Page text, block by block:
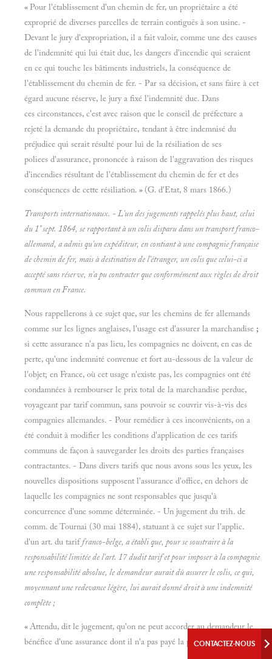
«Pour l'établissement d'un chemin de fer, un propriétaire a été
exproprié de diverses parcelles de terrain contiguës à son usine. -
Devant le jury d'expropriation, il a fait valoir, comme une des causes
de l'indemnité qui lui était due, les dangers d'incendie qui seraient
en ce qui touche les bâtiments industriels, la conséquence de
l'établissement du chemin de fer. - Par sa décision, et sans faire à cet
égard aucune réserve, le jury a fixé l'indemnité due. Dans
ces circonstances, c'est avec raison que le conseil de préfecture a
rejeté la demande du propriétaire, tendant à être indemnisé du
préjudice qui serait résulté pour lui de la résiliation de ses
poliees d'assurance, prononcée à raison de l'aggravation des risques
d'incendies résultant de l'établissement du chemin de fer et des
conséquences de cette résiliation. » (G. d'Etat, 8 mars 1866.)
Transports internationaux. - L'un des jugements rappelés plus haut, celui
du 1" sept. 1864, se rapportant à un colis disparu dans un transport franco-
allemand, a admis qu'un expéditeur, en contiant à une compagnie française
de chemin de fer, mais à destination de l'étranger, un colis que celui-ci a
accepté sans réserve, n'a pu contracter que conformément aux règles de droit
commun en France.
Nous rappellerons à ce sujet que, sur les chemins de fer allemands
comme sur les lignes anglaises, l'usage est d'assurer la marchandise ;
si cette assurance n'a pas lieu, les compagnies ne doivent, en cas de
perte, qu'une indemnité convenue et fort au-dessous de la valeur de
l'objet; en France, où cet usage n'existe pas, les compagnies ont été
condamnées à rembourser le prix total de la marchandise perdue,
voyageant par tarif commun, sans pouvoir se couvrir vis-à-vis des
compagnies allemandes. - Pour remédier à ces inconvénients, on a
été conduit à modifier les conditions d'application de ces tarifs
communs de façon à sauvegarder les droits des parties françaises
contractantes. - Dans divers tarifs que nous avons sous les yeux, les
nouvelles dispositions supposent l'assurance d'office, en dehors de
laquelle les compagnies ne sont responsables que jusqu'à
concurrence d'une somme déterminée. - Un jugement du trih. de
comm. de Tournai (30 mai 1884), statuant à ce sujet sur l'applic.
d'un art. du tariffranco-belge, a établi que, pour se soustraire à la
responsabilité limitée de l'art. 17 dudit tarif et pour imposer à la compagnie
une responsabilité absolue, le demandeur aurait dû assurer le colis, ce qui,
moyennant une redevance légère, lui aurait donné droit à une indemnité
complète ;
«Attendu, dit le jugement, qu'on ne peut accorder au demandeur le
bénéfice d'une assurance dont il n'a pas payé la prime;
CONTACTEZ-NOUS